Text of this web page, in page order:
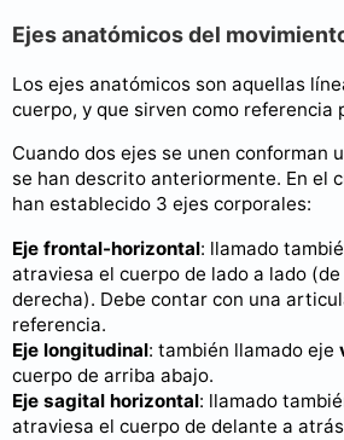
Ejes anatómicos del
Los ejes anatómicos son aquellas
cuerpo, y que sirven como referencia
Cuando dos ejes se unen conforman
se han descrito anteriormente. En el
han establecido 3 ejes corporales:
Eje frontal-horizontal: llamado
atraviesa el cuerpo de lado a lado
derecha). Debe contar con una
referencia.
Eje longitudinal: también llamado eje
cuerpo de arriba abajo.
Eje sagital horizontal: llamado
atraviesa el cuerpo de delante a